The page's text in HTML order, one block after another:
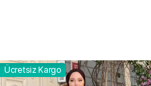
Ücretsiz Kargo